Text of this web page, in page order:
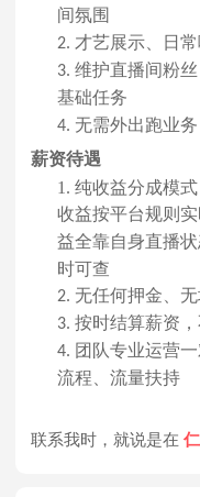
间氛围
2. 才艺展示、日
3. 维护直播间粉
基础任务
4. 无需外出跑业
薪资待遇
1. 纯收益分成模
收益按平台规则
益全靠自身直播
时可查
2. 无任何押金、
3. 按时结算薪资，
4. 团队专业运营
流程、流量扶持
联系我时，就说是在